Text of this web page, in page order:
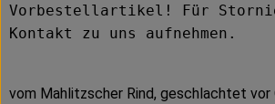
Vorbestellartikel! Für
Kontakt zu uns aufnehmen.
vom Mahlitzscher Rind, geschlachtet vor